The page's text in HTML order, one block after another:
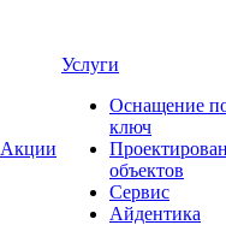
Акции
Услуги
Оснащение
ключ
объектов
Сервис
Айдентика